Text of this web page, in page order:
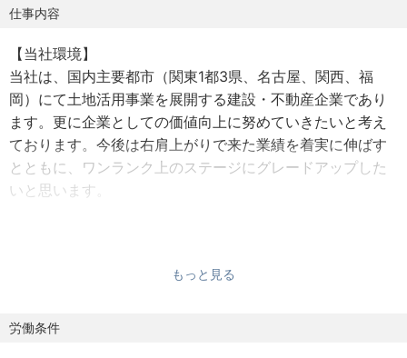
仕事内容
【当社環境】
当社は、国内主要都市（関東1都3県、名古屋、関西、福
岡）にて土地活用事業を展開する建設・不動産企業であり
ます。更に企業としての価値向上に努めていきたいと考え
ております。今後は右肩上がりで来た業績を着実に伸ばす
とともに、ワンランク上のステージにグレードアップした
いと思います。
たそのポテンシャルも十分に持っている企業です。
現在グループ年商2300億円でありますが、2030年に3000
もっと見る
労働条件